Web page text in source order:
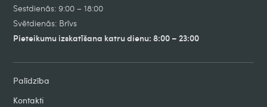
Sestdienās: 9:00 – 18:00
Svētdienās: Brīvs
Pieteikumu izskatīšana katru dienu: 8:00 – 23:00
Palīdzība
Kontakti